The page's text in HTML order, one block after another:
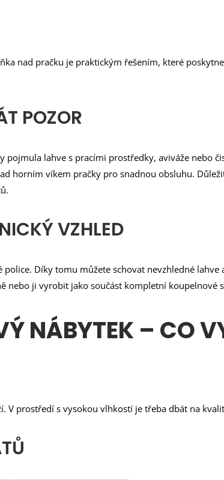
nad pračku je praktickým řešením, které
POZOR
lahve s pracími prostředky, aviváže nebo
horním víkem pračky pro snadnou obsluhu.
VZHLED
Díky tomu můžete schovat nevzhledné lahve
nebo ji vyrobit jako součást kompletní koupelnové
NÁBYTEK – CO
V prostředí s vysokou vlhkostí je třeba dbát na